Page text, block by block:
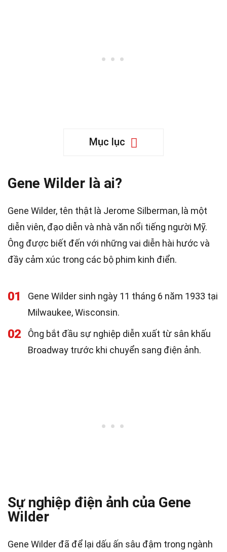
Mục lục
Gene Wilder là ai?
Gene Wilder, tên thật là Jerome Silberman, là một
diễn viên, đạo diễn và nhà văn nổi tiếng người Mỹ.
Ông được biết đến với những vai diễn hài hước và
đầy cảm xúc trong các bộ phim kinh điển.
01
Gene Wilder sinh ngày 11 tháng 6 năm 1933 tại
Milwaukee, Wisconsin.
02
Ông bắt đầu sự nghiệp diễn xuất từ sân khấu
Broadway trước khi chuyển sang điện ảnh.
Sự nghiệp điện ảnh của Gene
Wilder
Gene Wilder đã để lại dấu ấn sâu đậm trong ngành